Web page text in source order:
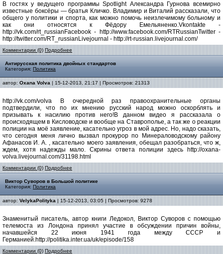
В гостях у ведущего программы Spotlight Александра Гурнова всемирно
известные боксёры — братья Кличко. Владимир и Виталий рассказали, что
общего у политики и спорта, как можно помочь неизлечимому больному и
как они относятся к Фёдору Емельяненко.Vkontakte -
http://vk.com/rt_russianFacebook - http://www.facebook.com/RTRussianTwitter -
http://twitter.com/RT_russianLivejournal - http://rt-russian.livejournal.com/
Комментарии (0) Подробнее
Антирусская политика двойных стандартов
Категория: Политика
автор: Oxana Volva | 15-12-2013, 21:17 | Просмотров: 21313
http://vk.com/volva В очередной раз правоохранительные органы
подтвердили, что по их мнению русский народ можно оскорблять и
призывать к насилию против него!В данном видео я рассказала о
происходящем в Кисловодске и вообще на Ставрополье, а так же о реакции
полиции на моё заявление, касательно угроз в мой адрес. Но, надо сказать,
что сегодня меня лично вызвал прокурор по Минераловодскому району
Афанасов И. А. , касательно моего заявления, обещал разобраться, что ж,
ждем, хотя надежды мало. Скрины ответа полиции здесь http://oxana-
volva.livejournal.com/31198.html
Комментарии (0) Подробнее
Виктор Суворов в Большой политике
Категория: Политика
автор: VelykaPolityka | 15-12-2013, 03:05 | Просмотров: 9278
Знаменитый писатель, автор книги Ледокол, Виктор Суворов с помощью
телемоста из Лондона принял участие в обсуждении причин войны,
начавшейся 22 июня 1941 года между СССР и
Германией.http://politika.inter.ua/uk/episode/158
Комментарии (0) Подробнее